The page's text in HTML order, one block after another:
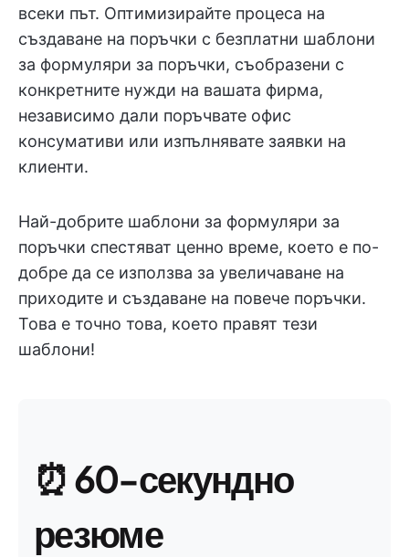
всеки път. Оптимизирайте процеса на
създаване на поръчки с безплатни шаблони
за формуляри за поръчки, съобразени с
конкретните нужди на вашата фирма,
независимо дали поръчвате офис
консумативи или изпълнявате заявки на
клиенти.
Най-добрите шаблони за формуляри за
поръчки спестяват ценно време, което е по-
добре да се използва за увеличаване на
приходите и създаване на повече поръчки.
Това е точно това, което правят тези
шаблони!
⏰60-секундно
резюме